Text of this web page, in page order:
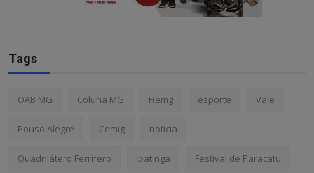
Tags
OAB MG Coluna MG Fiemg esporte Vale
Pouso Alegre Cemig noticia
Quadrilátero Ferrífero Ipatinga Festival de Paracatu